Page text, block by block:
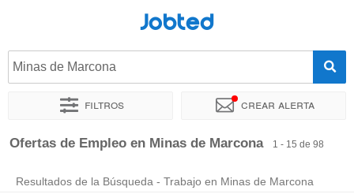
Jobted
Minas de Marcona
Filtros Crear alerta
Ordenar por Ubicación exacta Empresa Horas de trabajo
Ofertas de Empleo en Minas de Marcona 1 - 15 de 98
Resultados de la Búsqueda - Trabajo en Minas de Marcona